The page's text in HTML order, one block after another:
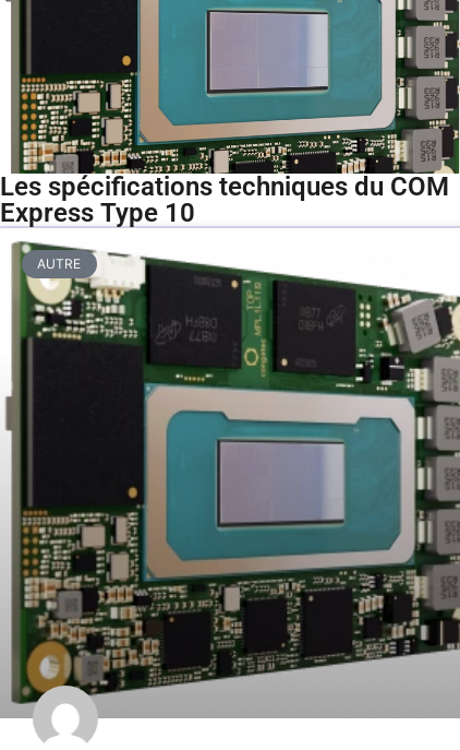
Les spécifications techniques du COM
Express Type 10
AUTRE